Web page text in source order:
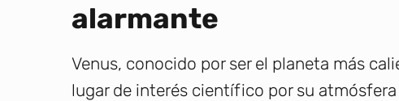
alarmante
Venus, conocido por ser el planeta más
lugar de interés científico por su